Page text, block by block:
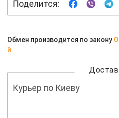
Поделится:
Обмен производится по закону
й
Курьер по Киеву